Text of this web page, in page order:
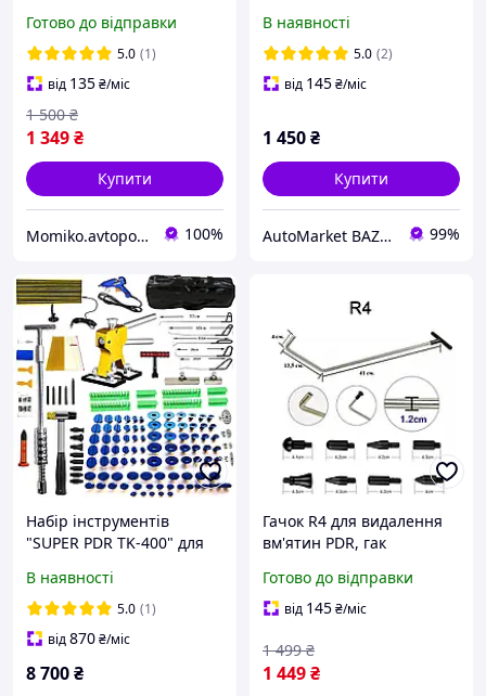
рихтувальний набір
Готово до відправки
5.0 (1)
від 135₴/міс
1 349₴
1 500 ₴
Купити
Momiko.avtopomich 100%
фарбування
В наявності
5.0 (2)
від 145₴/міс
1 450₴
Купити
AutoMarket BAZAR 99%
Набір інструментів
"SUPER PDR TK-400" для
вм'ятин без фарбування
В наявності
5.0 (1)
від870₴/міс
8 700₴
Гачок R4 для видалення
вм'ятин PDR, гак
насадками
Готово до відправки
від 145₴/міс
1 449₴
1 499 ₴